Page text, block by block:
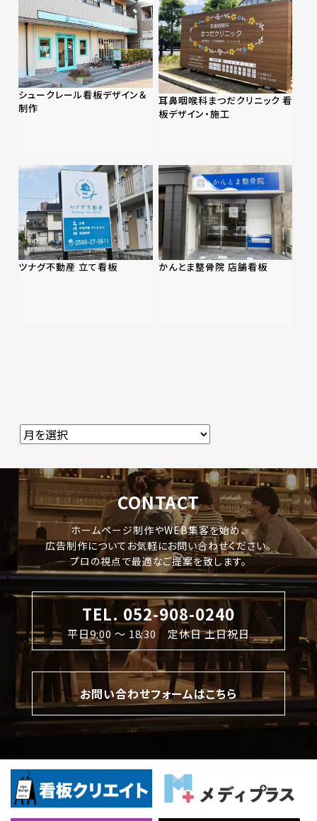
シュークレール看板デザイン＆
制作
耳鼻咽喉科まつだクリニック 看
板デザイン・施工
ツナグ不動産 立て看板 かんとま整骨院 店舗看板
CONTACT
ホームページ制作やWEB集客を始め、
広告制作についてお気軽にお問い合わせください。
プロの視点で最適なご提案を致します。
TEL. 052-908-0240
平日9:00 〜 18:30 定休日 土日祝日
お問い合わせフォームはこちら